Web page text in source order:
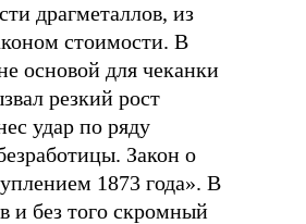
драгметаллов, из
стоимости. В
основой для чеканки
резкий рост
удар по ряду
Закон о
1873 года». В
и без того скромный